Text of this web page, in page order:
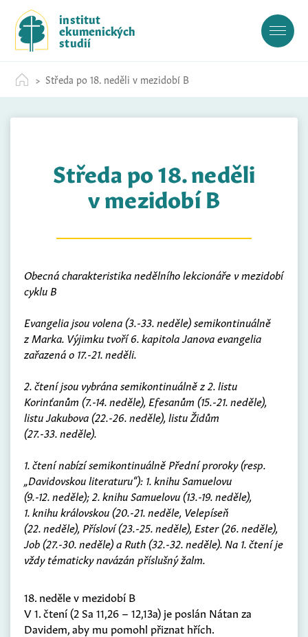
c
institut
ekumenických
studií
Středa po 18. neděli v mezidobí B
Středa po 18. neděli
v mezidobí B
Obecná charakteristika nedělního lekcionáře v mezidobí
cyklu B
Evangelia jsou volena (3.-33. neděle) semikontinuálně
z Marka. Výjimku tvoří 6. kapitola Janova evangelia
zařazená o 17.-21. neděli.
2. čtení jsou vybrána semikontinuálně z 2. listu
Korinťanům (7.-14. neděle), Efesanům (15.-21. neděle),
listu Jakubova (22.-26. neděle), listu Židům
(27.-33. neděle).
1. čtení nabízí semikontinuálně Přední proroky (resp.
„Davidovskou literaturu“): 1. knihu Samuelovu
(9.-12. neděle); 2. knihu Samuelovu (13.-19. neděle),
1. knihu královskou (20.-21. neděle, Velepíseň
(22. neděle), Přísloví (23.-25. neděle), Ester (26. neděle),
Job (27.-30. neděle) a Ruth (32.-32. neděle). Na 1. čtení je
vždy tématicky navázán příslušný žalm.
18. neděle v mezidobí B
V 1. čtení (2 Sa 11,26 – 12,13a) je poslán Nátan za
Davidem, aby mu pomohl přiznat hřích.